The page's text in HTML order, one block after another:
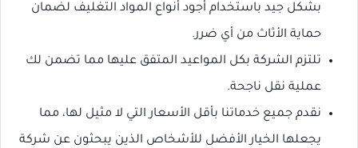
بشكل جيد باستخدام أجود أنواع المواد التغليف لضمان
حماية الأثاث من أي ضرر.
تلتزم الشركة بكل المواعيد المتفق عليها مما تضمن لك
عملية نقل ناجحة.
نقدم جميع خدماتنا بأقل الأسعار التي لا مثيل لها، مما
يجعلها الخيار الأفضل للأشخاص الذين يبحثون عن شركة